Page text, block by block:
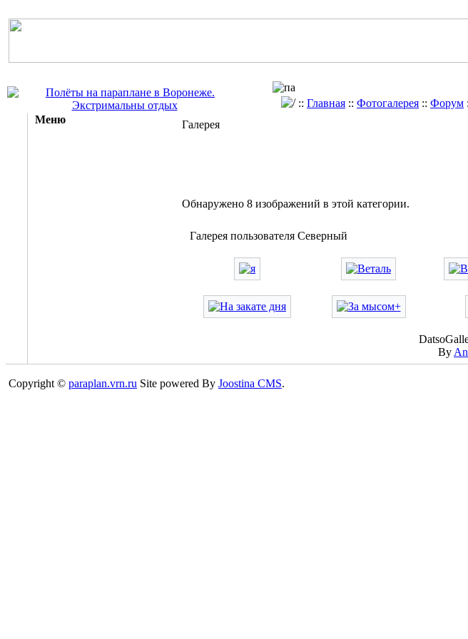
:: Главная :: Фотогалерея :: Форум
Меню
Галерея
Обнаружено 8 изображений в этой категории.
Галерея пользователя Северный
By
Copyright © paraplan.vrn.ru Site powered By Joostina CMS.